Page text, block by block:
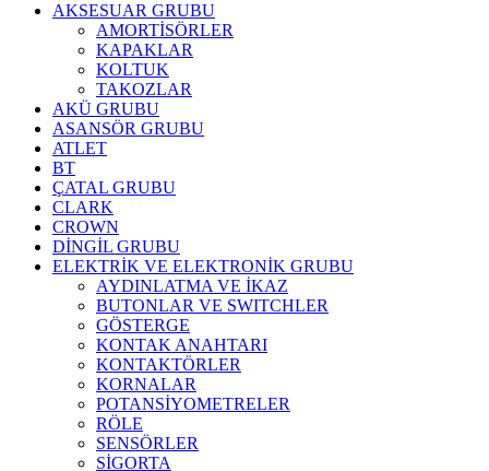
AKSESUAR GRUBU
AMORTİSÖRLER
KAPAKLAR
KOLTUK
TAKOZLAR
AKÜ GRUBU
ASANSÖR GRUBU
ATLET
BT
ÇATAL GRUBU
CLARK
CROWN
DİNGİL GRUBU
ELEKTRİK VE ELEKTRONİK GRUBU
AYDINLATMA VE İKAZ
BUTONLAR VE SWITCHLER
GÖSTERGE
KONTAK ANAHTARI
KONTAKTÖRLER
KORNALAR
POTANSİYOMETRELER
RÖLE
SENSÖRLER
SİGORTA